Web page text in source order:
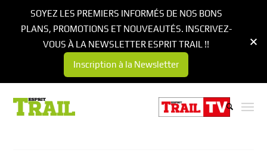
SOYEZ LES PREMIERS INFORMÉS DE NOS BONS
PLANS, PROMOTIONS ET NOUVEAUTÉS. INSCRIVEZ-
VOUS À LA NEWSLETTER ESPRIT TRAIL !!
Inscription à la Newsletter